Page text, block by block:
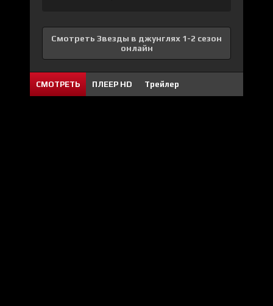
Смотреть Звезды в джунглях 1-2 сезон
онлайн
СМОТРЕТЬ ПЛЕЕР HD Трейлер